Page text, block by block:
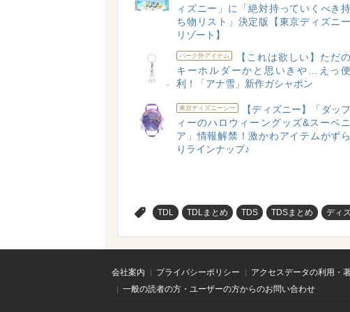
ィズニー」に「絶対持っていくべき持
ち物リスト」決定版【東京ディズニー
リゾート】
パーク外アイテム
【これは欲しい】ただの
キーホルダーかと思いきや…えっ便
利！「アナ雪」新作ガシャポン
東京ディズニーシー
【ディズニー】「ダッフ
ィーのハロウィーングッズ&スーベニ
ア」情報解禁！激かわアイテムがずら
りラインナップ♪
TDL TDLまとめ TDS TDSまとめ ディ
会社案内 プライバシーポリシー アクセスデータの利用・
一般の読者の方・ユーザーの方からのお問い合わせ